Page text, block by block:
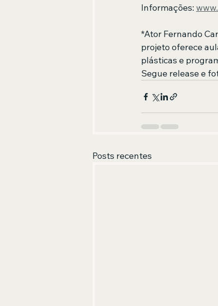
Informações:
*Ator Fernando
projeto oferece
plásticas e
Segue release e
Posts recentes